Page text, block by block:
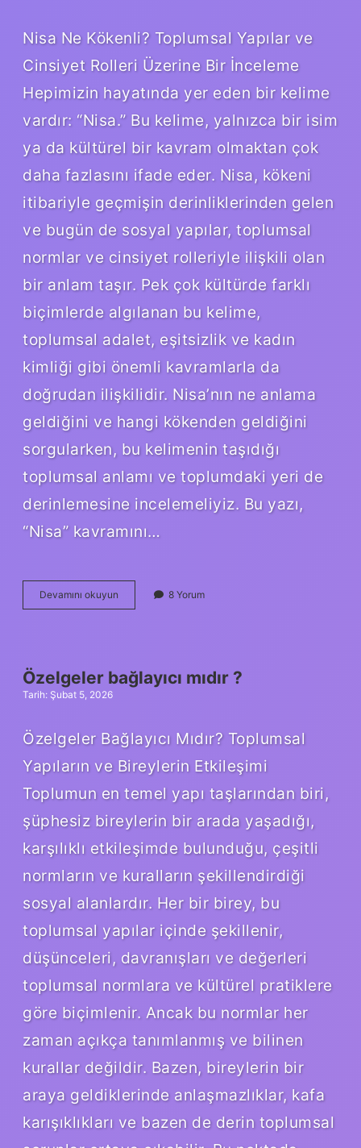
Nisa Ne Kökenli? Toplumsal Yapılar ve
Cinsiyet Rolleri Üzerine Bir İnceleme
Hepimizin hayatında yer eden bir kelime
vardır: “Nisa.” Bu kelime, yalnızca bir isim
ya da kültürel bir kavram olmaktan çok
daha fazlasını ifade eder. Nisa, kökeni
itibariyle geçmişin derinliklerinden gelen
ve bugün de sosyal yapılar, toplumsal
normlar ve cinsiyet rolleriyle ilişkili olan
bir anlam taşır. Pek çok kültürde farklı
biçimlerde algılanan bu kelime,
toplumsal adalet, eşitsizlik ve kadın
kimliği gibi önemli kavramlarla da
doğrudan ilişkilidir. Nisa’nın ne anlama
geldiğini ve hangi kökenden geldiğini
sorgularken, bu kelimenin taşıdığı
toplumsal anlamı ve toplumdaki yeri de
derinlemesine incelemeliyiz. Bu yazı,
“Nisa” kavramını…
Devamını okuyun
ne
8 Yorum
Özelgeler bağlayıcı mıdır ?
Tarih: Şubat 5, 2026
Özelgeler Bağlayıcı Mıdır? Toplumsal
Yapıların ve Bireylerin Etkileşimi
Toplumun en temel yapı taşlarından biri,
şüphesiz bireylerin bir arada yaşadığı,
karşılıklı etkileşimde bulunduğu, çeşitli
normların ve kuralların şekillendirdiği
sosyal alanlardır. Her bir birey, bu
toplumsal yapılar içinde şekillenir,
düşünceleri, davranışları ve değerleri
toplumsal normlara ve kültürel pratiklere
göre biçimlenir. Ancak bu normlar her
zaman açıkça tanımlanmış ve bilinen
kurallar değildir. Bazen, bireylerin bir
araya geldiklerinde anlaşmazlıklar, kafa
karışıklıkları ve bazen de derin toplumsal